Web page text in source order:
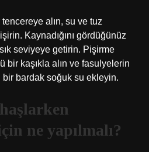
alın, su ve tuz
Kaynadığını gördüğünüz
seviyeye getirin. Pişirme
bir kaşıkla alın ve fasulyelerin
bir bardak soğuk su ekleyin.
ne yapılmalı?